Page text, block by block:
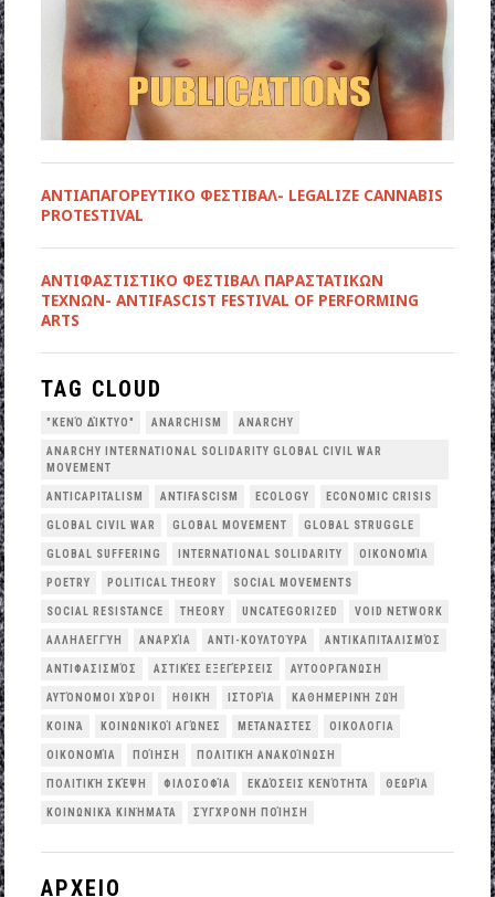
ΑΝΤΙΑΠΑΓΟΡΕΥΤΙΚΟ ΦΕΣΤΙΒΑΛ- LEGALIZE CANNABIS
PROTESTIVAL
ANTIΦΑΣΤΙΣΤΙΚΟ ΦΕΣΤΙΒΑΛ ΠΑΡΑΣΤΑΤΙΚΩΝ
ΤΕΧΝΩΝ- ANTIFASCIST FESTIVAL OF PERFORMING
ARTS
TAG CLOUD
"ΚΕΝΌ ΔΊΚΤΥΟ" ANARCHISM ANARCHY
ANARCHY INTERNATIONAL SOLIDARITY GLOBAL CIVIL WAR
MOVEMENT
ANTICAPITALISM ANTIFASCISM ECOLOGY ECONOMIC CRISIS
GLOBAL CIVIL WAR GLOBAL MOVEMENT GLOBAL STRUGGLE
GLOBAL SUFFERING INTERNATIONAL SOLIDARITY OΙΚΟΝΟΜΊΑ
POETRY POLITICAL THEORY SOCIAL MOVEMENTS
SOCIAL RESISTANCE THEORY UNCATEGORIZED VOID NETWORK
ΑΛΛΗΛΕΓΓΎΗ ΑΝΑΡΧΊΑ ΑΝΤΙ-ΚΟΥΛΤΟΎΡΑ ΑΝΤΙΚΑΠΙΤΑΛΙΣΜΌΣ
ΑΝΤΙΦΑΣΙΣΜΌΣ ΑΣΤΙΚΈΣ ΕΞΕΓΈΡΣΕΙΣ ΑΥΤΟΟΡΓΆΝΩΣΗ
ΑΥΤΌΝΟΜΟΙ ΧΏΡΟΙ ΗΘΙΚΉ ΙΣΤΟΡΊΑ ΚΑΘΗΜΕΡΙΝΉ ΖΩΉ
ΚΟΙΝΆ ΚΟΙΝΩΝΙΚΟΊ ΑΓΏΝΕΣ ΜΕΤΑΝΆΣΤΕΣ ΟΙΚΟΛΟΓΙΑ
ΟΙΚΟΝΟΜΊΑ ΠΟΊΗΣΗ ΠΟΛΙΤΙΚΉ ΑΝΑΚΟΊΝΩΣΗ
ΠΟΛΙΤΙΚΉ ΣΚΈΨΗ ΦΙΛΟΣΟΦΊΑ ΕΚΔΌΣΕΙΣ ΚΕΝΌΤΗΤΑ ΘΕΩΡΊΑ
ΚΟΙΝΩΝΙΚΆ ΚΙΝΉΜΑΤΑ ΣΎΓΧΡΟΝΗ ΠΟΊΗΣΗ
ΑΡΧΕΙΟ